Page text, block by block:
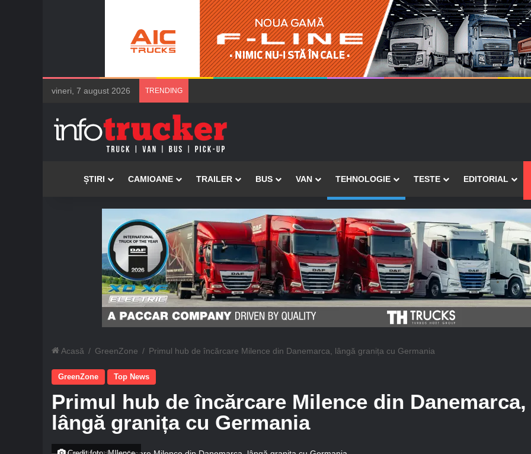
vineri, 7 august 2026 TRENDING
AcasăȘTIRI CAMIOANE TRAILER BUS VAN TEHNOLOGIE TESTE EDITORIAL
Acasă / GreenZone / Primul hub de încărcare Milence din Danemarca, lângă granița cu Germania
GreenZone Top News
Primul hub de încărcare Milence din Danemarca,
lângă granița cu Germania